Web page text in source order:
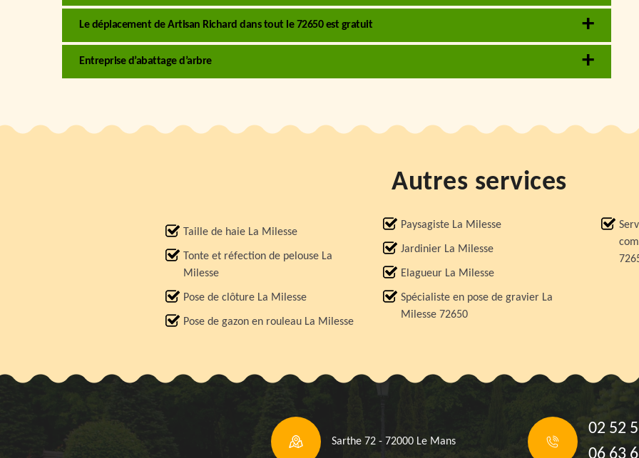
Le déplacement de Artisan Richard dans tout le 72650 est gratuit
Entreprise d’abattage d’arbre
Autres services
Taille de haie La Milesse
Tonte et réfection de pelouse La
Milesse
Pose de clôture La Milesse
Pose de gazon en rouleau La Milesse
Paysagiste La Milesse
Jardinier La Milesse
Elagueur La Milesse
Spécialiste en pose de gravier La
Milesse 72650
Sarthe 72 - 72000 Le Mans
02 52
06 63